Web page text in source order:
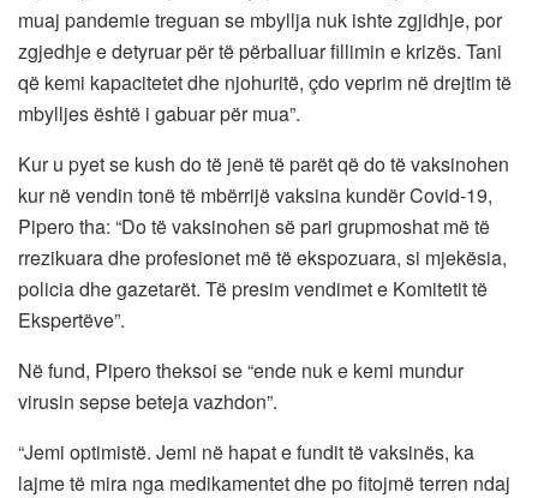
muaj pandemie treguan se mbyllja nuk ishte zgjidhje, por
zgjedhje e detyruar për të përballuar fillimin e krizës. Tani
që kemi kapacitetet dhe njohuritë, çdo veprim në drejtim të
mbylljes është i gabuar për mua”.
Kur u pyet se kush do të jenë të parët që do të vaksinohen
kur në vendin tonë të mbërrijë vaksina kundër Covid-19,
Pipero tha: “Do të vaksinohen së pari grupmoshat më të
rrezikuara dhe profesionet më të ekspozuara, si mjekësia,
policia dhe gazetarët. Të presim vendimet e Komitetit të
Ekspertëve”.
Në fund, Pipero theksoi se “ende nuk e kemi mundur
virusin sepse beteja vazhdon”.
“Jemi optimistë. Jemi në hapat e fundit të vaksinës, ka
lajme të mira nga medikamentet dhe po fitojmë terren ndaj